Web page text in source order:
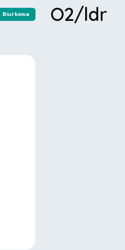
Biurkowa O2/ldr